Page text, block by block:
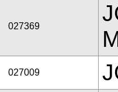
027369
027009